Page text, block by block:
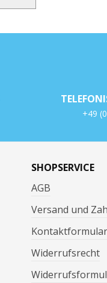
+49
SHOPSERVICE
AGB
Versand und
Kontaktformular
Widerrufsrecht